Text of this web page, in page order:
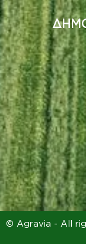
© Agravia - All